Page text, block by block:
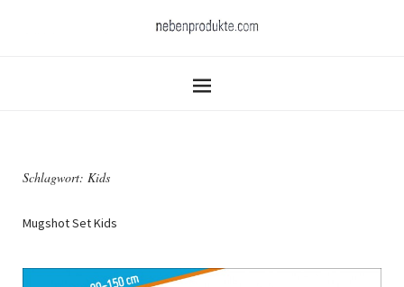
Schlagwort: Kids
Mugshot Set Kids